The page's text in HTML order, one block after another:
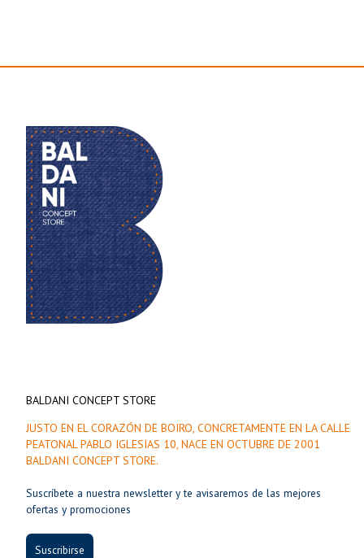
BALDANI CONCEPT STORE
JUSTO EN EL CORAZÓN DE BOIRO, CONCRETAMENTE EN LA CALLE
PEATONAL PABLO IGLESIAS 10, NACE EN OCTUBRE DE 2001
BALDANI CONCEPT STORE.
Suscríbete a nuestra newsletter y te avisaremos de las mejores
ofertas y promociones
Suscribirse